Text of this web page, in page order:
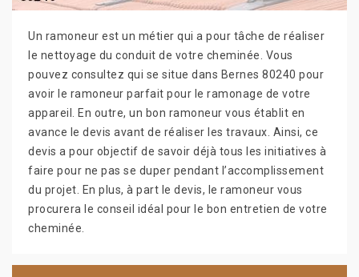
Un ramoneur est un métier qui a pour tâche de réaliser
le nettoyage du conduit de votre cheminée. Vous
pouvez consultez qui se situe dans Bernes 80240 pour
avoir le ramoneur parfait pour le ramonage de votre
appareil. En outre, un bon ramoneur vous établit en
avance le devis avant de réaliser les travaux. Ainsi, ce
devis a pour objectif de savoir déjà tous les initiatives à
faire pour ne pas se duper pendant l’accomplissement
du projet. En plus, à part le devis, le ramoneur vous
procurera le conseil idéal pour le bon entretien de votre
cheminée.